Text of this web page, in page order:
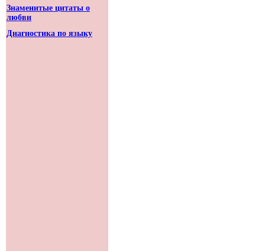
Знаменитые цитаты о
любви
Диагностика по языку